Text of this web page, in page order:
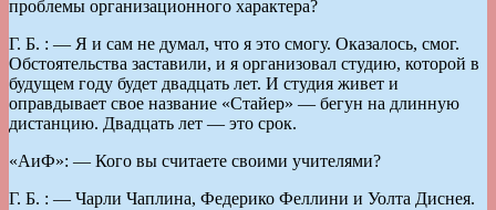
проблемы организационного характера?
Г. Б. : — Я и сам не думал, что я это смогу. Оказалось, смог.
Обстоятельства заставили, и я организовал студию, которой в
будущем году будет двадцать лет. И студия живет и
оправдывает свое название «Стайер» — бегун на длинную
дистанцию. Двадцать лет — это срок.
«AиФ»: — Кого вы считаете своими учителями?
Г. Б. : — Чарли Чаплина, Федерико Феллини и Уолта Диснея.